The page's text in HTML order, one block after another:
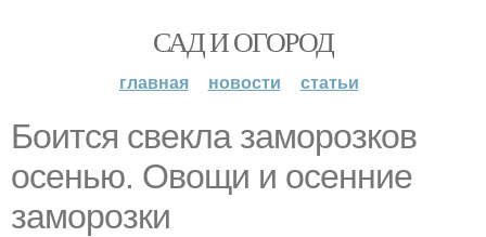
САД И ОГОРОД
главная новости статьи
Боится свекла заморозков
осенью. Овощи и осенние
заморозки